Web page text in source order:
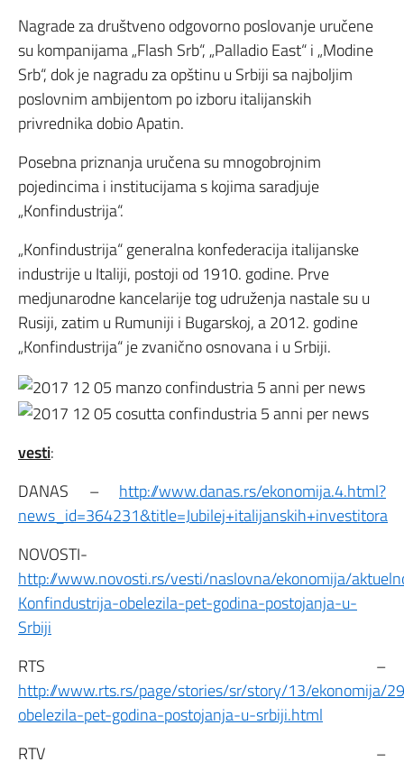
Nagrade za društveno odgovorno poslovanje uručene
su kompanijama „Flash Srb“, „Palladio East“ i „Modine
Srb“, dok je nagradu za opštinu u Srbiji sa najboljim
poslovnim ambijentom po izboru italijanskih
privrednika dobio Apatin.
Posebna priznanja uručena su mnogobrojnim
pojedincima i institucijama s kojima saradjuje
„Konfindustrija“.
„Konfindustrija“ generalna konfederacija italijanske
industrije u Italiji, postoji od 1910. godine. Prve
medjunarodne kancelarije tog udruženja nastale su u
Rusiji, zatim u Rumuniji i Bugarskoj, a 2012. godine
„Konfindustrija“ je zvanično osnovana i u Srbiji.
vesti:
DANAS – http://www.danas.rs/ekonomija.4.html?
news_id=364231&title=Jubilej+italijanskih+investitora
NOVOSTI-
http://www.novosti.rs/vesti/naslovna/ekonomija/
Konfindustrija-obelezila-pet-godina-postojanja-u-
Srbiji
RTS –
http://www.rts.rs/page/stories/sr/story/13/ekonomija/
obelezila-pet-godina-postojanja-u-srbiji.html
RTV –